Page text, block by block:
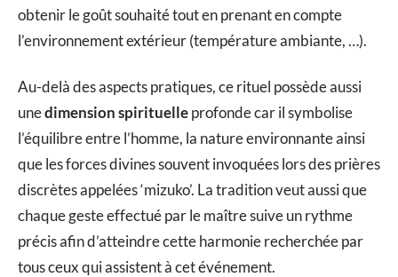
obtenir le goût souhaité tout en prenant en compte
l’environnement extérieur (température ambiante, …).
Au-delà des aspects pratiques, ce rituel possède aussi
unedimension spirituelleprofonde car il symbolise
l’équilibre entre l’homme, la nature environnante ainsi
que les forces divines souvent invoquées lors des prières
discrètes appelées ‘mizuko’. La tradition veut aussi que
chaque geste effectué par le maître suive un rythme
précis afin d’atteindre cette harmonie recherchée par
tous ceux qui assistent à cet événement.